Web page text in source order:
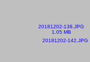
20181202-138.JPG
1.05 MB